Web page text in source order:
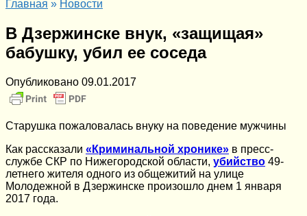
Главная » Новости
В Дзержинске внук, «защищая»
бабушку, убил ее соседа
Опубликовано 09.01.2017
Старушка пожаловалась внуку на поведение мужчины
Как рассказали «Криминальной хронике» в пресс-
службе СКР по Нижегородской области, убийство 49-
летнего жителя одного из общежитий на улице
Молодежной в Дзержинске произошло днем 1 января
2017 года.